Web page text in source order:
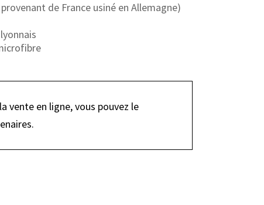
de France usiné en Allemagne)
vente en ligne, vous pouvez le